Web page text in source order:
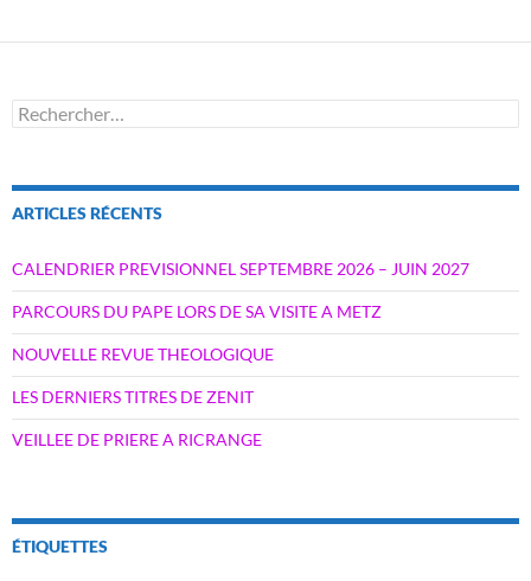
Rechercher :
ARTICLES RÉCENTS
CALENDRIER PREVISIONNEL SEPTEMBRE 2026 – JUIN 2027
PARCOURS DU PAPE LORS DE SA VISITE A METZ
NOUVELLE REVUE THEOLOGIQUE
LES DERNIERS TITRES DE ZENIT
VEILLEE DE PRIERE A RICRANGE
ÉTIQUETTES